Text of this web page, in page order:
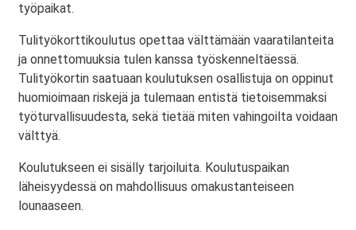
työpaikat.
Tulityökorttikoulutus opettaa välttämään vaaratilanteita
ja onnettomuuksia tulen kanssa työskenneltäessä.
Tulityökortin saatuaan koulutuksen osallistuja on oppinut
huomioimaan riskejä ja tulemaan entistä tietoisemmaksi
työturvallisuudesta, sekä tietää miten vahingoilta voidaan
välttyä.
Koulutukseen ei sisälly tarjoiluita. Koulutuspaikan
läheisyydessä on mahdollisuus omakustanteiseen
lounaaseen.